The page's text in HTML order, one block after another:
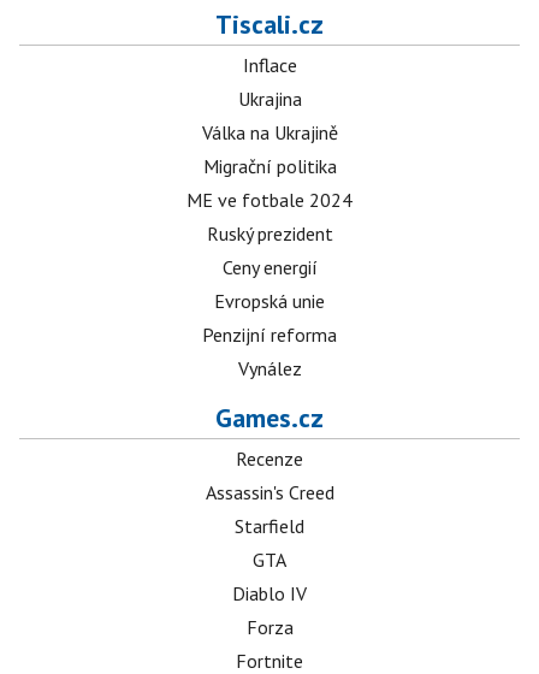
Tiscali.cz
Inflace
Ukrajina
Válka na Ukrajině
Migrační politika
ME ve fotbale 2024
Ruský prezident
Ceny energií
Evropská unie
Penzijní reforma
Vynález
Games.cz
Recenze
Assassin's Creed
Starfield
GTA
Diablo IV
Forza
Fortnite